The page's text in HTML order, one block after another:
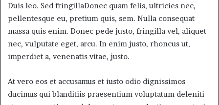
Duis leo. Sed fringillaDonec quam felis, ultricies nec,
pellentesque eu, pretium quis, sem. Nulla consequat
massa quis enim. Donec pede justo, fringilla vel, aliquet
nec, vulputate eget, arcu. In enim justo, rhoncus ut,
imperdiet a, venenatis vitae, justo.
At vero eos et accusamus et iusto odio dignissimos
ducimus qui blanditiis praesentium voluptatum deleniti